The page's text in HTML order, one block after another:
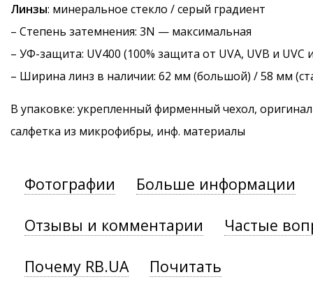
Линзы: минеральное стекло / серый градиент
– Степень затемнения: 3N — максимальная
– УФ-защита: UV400 (100% защита от UVA, UVB и UVC
– Ширина линз в наличии: 62 мм (большой) / 58 мм
В упаковке: укрепленный фирменный чехол,
салфетка из микрофибры, инф. материалы
Фотографии Больше информации
Отзывы и комментарии Частые
Почему RB.UA Почитать